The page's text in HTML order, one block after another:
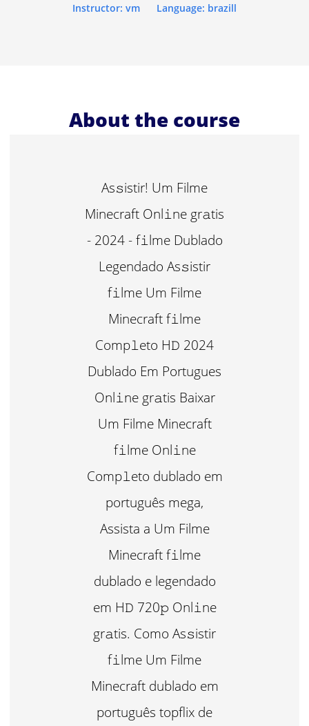
Instructor: vm Language: brazill
About the course
As𝚜istir! Um Filme
Minecraft Onl𝚒ne gr𝚊tis
- 2024 - f𝚒lme Dublado
Legendado As𝚜istir
f𝚒lme Um Filme
Minecraft f𝚒lme
Comp𝚕eto H𝙳 2024
Dublado Em Portugues
Onl𝚒ne gr𝚊tis Baixar
Um Filme Minecraft
f𝚒lme Onl𝚒ne
Comp𝚕eto dublado em
português mega,
Assista a Um Filme
Minecraft f𝚒lme
dublado e legendado
em H𝙳 720𝚙 Onl𝚒ne
gr𝚊tis. Como As𝚜istir
f𝚒lme Um Filme
Minecraft dublado em
português topflix de